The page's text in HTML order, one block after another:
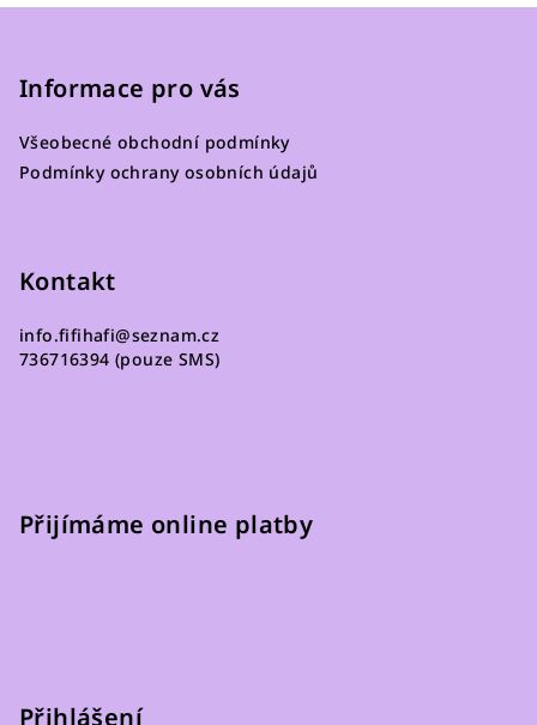
Informace pro vás
Všeobecné obchodní podmínky
Podmínky ochrany osobních údajů
Kontakt
info.fifihafi@seznam.cz
736716394 (pouze SMS)
Přijímáme online platby
Přihlášení